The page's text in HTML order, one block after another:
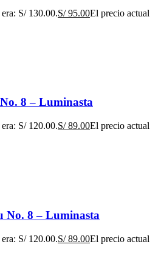
S/ 130.00.S/95.00El precio actual
8 – Luminasta
S/ 120.00.S/89.00El precio actual
8 – Luminasta
S/ 120.00.S/89.00El precio actual